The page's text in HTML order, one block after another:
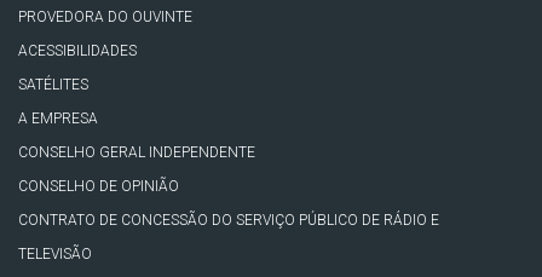
PROVEDORA DO OUVINTE
ACESSIBILIDADES
SATÉLITES
A EMPRESA
CONSELHO GERAL INDEPENDENTE
CONSELHO DE OPINIÃO
CONTRATO DE CONCESSÃO DO SERVIÇO PÚBLICO DE RÁDIO E
TELEVISÃO